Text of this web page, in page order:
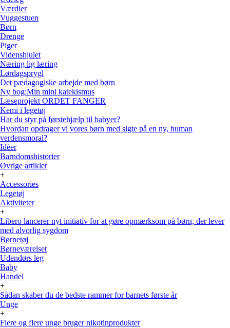
Værdier
Vuggestuen
Børn
Drenge
Piger
Videnshjulet
Næring lig læring
Lørdagsprygl
Det pædagogiske arbejde med børn
Ny bog:Min mini katekismus
Læseprojekt ORDET FANGER
Kemi i legetøj
Har du styr på førstehjælp til babyer?
Hvordan opdrager vi vores børn med sigte på en ny, human
verdensmoral?
Idéer
Barndomshistorier
Øvrige artikler
+
Accessories
Legetøj
Aktiviteter
+
Libero lancerer nyt initiativ for at gøre opmærksom på børn, der lever
med alvorlig sygdom
Børnetøj
Børneværelset
Udendørs leg
Baby
Handel
+
Sådan skaber du de bedste rammer for barnets første år
Unge
+
Flere og flere unge bruger nikotinprodukter